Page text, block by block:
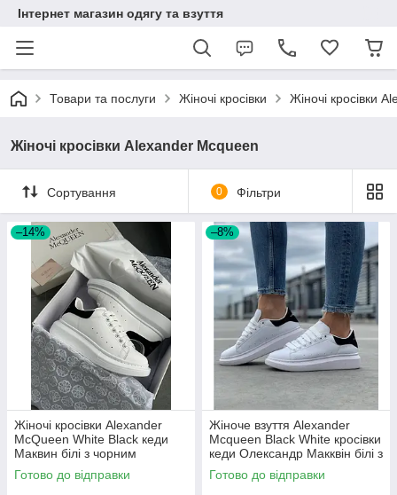
Інтернет магазин одягу та взуття
Товари та послуги Жіночі кросівки Жіночі кросівки
Жіночі кросівки Alexander Mcqueen
Сортування 0 Фільтри
–14%
Жіночі кросівки Alexander
McQueen White Black кеди
Маквин білі з чорним
задником шкіряні Олександр
Маккуїн взуття
Готово до відправки
–8%
Жіноче взуття Alexander
Mcqueen Black White кросівки
кеди Олександр Макквін білі з
чорним повсякденні
Готово до відправки